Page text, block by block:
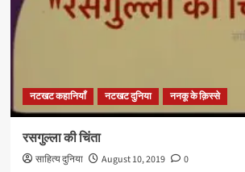
नटखट कहानियाँ नटखट दुनिया ननकू के क़िस्से
रसगुल्ला की चिंता
साहित्य दुनिया August 10, 2019
0